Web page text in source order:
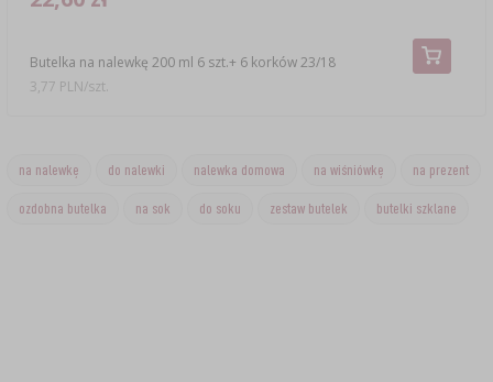
Butelka na nalewkę 200 ml 6 szt.+ 6 korków 23/18
3,77 PLN/szt.
na nalewkę do nalewki nalewka domowa na wiśniówkę na prezent
ozdobna butelka na sok do soku zestaw butelek butelki szklane